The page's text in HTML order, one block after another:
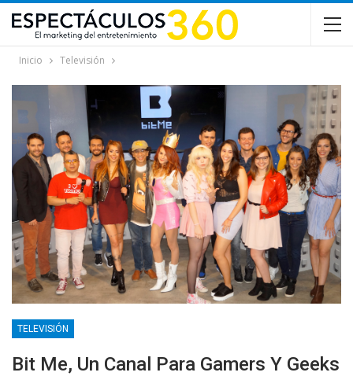
Inicio Televisión
TELEVISIÓN
Bit Me, Un Canal Para Gamers Y Geeks